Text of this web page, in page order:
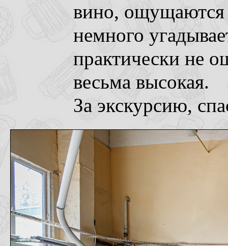
вино, ощущаются
немного
практически не
весьма высокая.
За экскурсию,